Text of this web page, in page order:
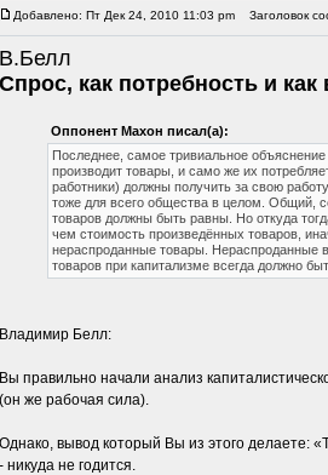
Добавлено: Пт Дек 24, 2010 11:03 pm Заголовок
В.Белл
Спрос, как потребность и
Оппонент Махон писал(а):
Последнее, самое тривиальное
производит товары, и само же их
работники) должны получить за свою
тоже для всего общества в целом. Общий,
товаров должны быть равны. Но откуда
чем стоимость произведённых товаров,
нераспроданные товары. Нераспроданные
товаров при капитализме всегда должно
Владимир Белл:
Вы правильно начали анализ
(он же рабочая сила).
Однако, вывод который Вы из этого делаете:
- никуда не годится.